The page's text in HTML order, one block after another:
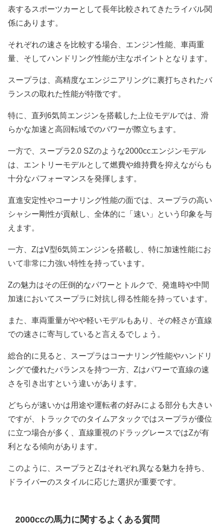
表するスポーツカーとして長年比較されてきたライバル関
係にあります。
それぞれの速さを比較する場合、エンジン性能、車両重
量、そしてハンドリング性能が主なポイントとなります。
スープラは、高精度なエンジニアリングに裏打ちされたバ
ランスの取れた性能が特徴です。
特に、直列6気筒エンジンを搭載した上位モデルでは、滑
らかな加速と高回転域でのパワーが際立ちます。
一方で、スープラ2.0 SZのような2000ccエンジンモデル
は、エントリーモデルとして燃費や維持費を抑えながらも
十分なパフォーマンスを発揮します。
直進安定性やコーナリング性能の面では、スープラの高い
シャシー剛性が貢献し、全体的に「速い」という印象を与
えます。
一方、ZはV型6気筒エンジンを搭載し、特に加速性能にお
いて非常に力強い特性を持っています。
Zの魅力はその圧倒的なパワーとトルクで、発進時や中間
加速においてスープラに対抗し得る性能を持っています。
また、車両重量がやや軽いモデルもあり、その軽さが直線
での速さに寄与していると言えるでしょう。
総合的に見ると、スープラはコーナリング性能やハンドリ
ングで優れたバランスを持つ一方、Zはパワーで直線の速
さを引き出すという違いがあります。
どちらが速いかは用途や運転者の好みによる部分も大きい
ですが、トラックでのタイムアタックではスープラが優位
に立つ場合が多く、直線重視のドラッグレースではZが有
利となる傾向があります。
このように、スープラとZはそれぞれ異なる魅力を持ち、
ドライバーのスタイルに応じた選択が重要です。
2000ccの馬力に関するよくある質問